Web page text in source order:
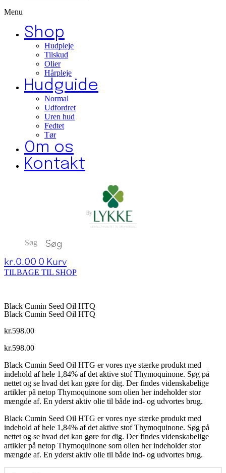
Menu
Shop
Hudpleje
Tilskud
Olier
Hårpleje
Hudguide
Normal
Udfordret
Uren hud
Fedtet
Tør
Om os
Kontakt
Søg
kr.0.00 0 Kurv
TILBAGE TIL SHOP
Black Cumin Seed Oil HTQ
Black Cumin Seed Oil HTQ
kr.598.00
kr.598.00
Black Cumin Seed Oil HTG er vores nye stærke produkt med
indehold af hele 1,84% af det aktive stof Thymoquinone. Søg på
nettet og se hvad det kan gøre for dig. Der findes videnskabelige
artikler på netop Thymoquinone som olien her indeholder stor
mængde af. En yderst aktiv olie til både ind- og udvortes brug.
Black Cumin Seed Oil HTG er vores nye stærke produkt med
indehold af hele 1,84% af det aktive stof Thymoquinone. Søg på
nettet og se hvad det kan gøre for dig. Der findes videnskabelige
artikler på netop Thymoquinone som olien her indeholder stor
mængde af. En yderst aktiv olie til både ind- og udvortes brug.